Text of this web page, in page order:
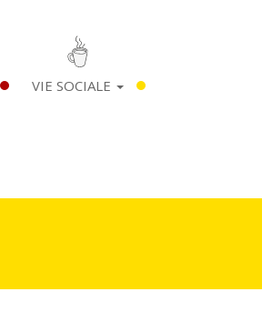
VIE SOCIALE